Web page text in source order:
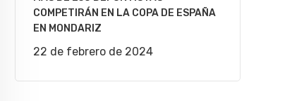
COMPETIRÁN EN LA COPA DE ESPAÑA
EN MONDARIZ
22 de febrero de 2024